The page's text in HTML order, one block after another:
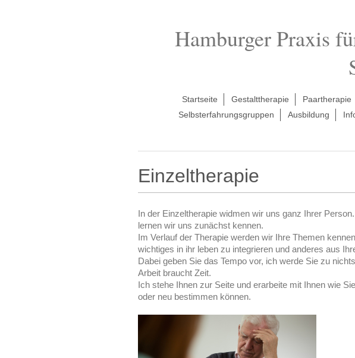
Hamburger Praxis
Startseite Gestalttherapie Paartherapie
Selbsterfahrungsgruppen
Ausbildung
Einzeltherapie
In der Einzeltherapie widmen wir uns ganz Ihrer
lernen wir uns zunächst kennen.
Im Verlauf der Therapie werden wir Ihre Themen
wichtiges in ihr leben zu integrieren und anderes aus
Dabei geben Sie das Tempo vor, ich werde Sie zu
Arbeit braucht Zeit.
Ich stehe Ihnen zur Seite und erarbeite mit Ihnen wie
oder neu bestimmen können.